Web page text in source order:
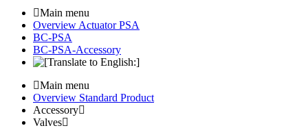
Main menu
Overview Actuator PSA
BC-PSA
BC-PSA-Accessory
Main menu
Overview Standard Product
Accessory
Valves